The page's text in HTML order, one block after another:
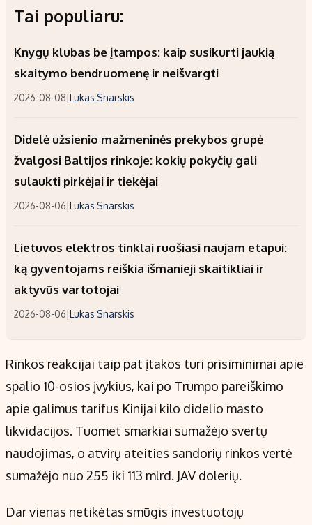
Tai populiaru:
Knygų klubas be įtampos: kaip susikurti jaukią
skaitymo bendruomenę ir neišvargti
2026-08-08|Lukas Snarskis
Didelė užsienio mažmeninės prekybos grupė
žvalgosi Baltijos rinkoje: kokių pokyčių gali
sulaukti pirkėjai ir tiekėjai
2026-08-06|Lukas Snarskis
Lietuvos elektros tinklai ruošiasi naujam etapui:
ką gyventojams reiškia išmanieji skaitikliai ir
aktyvūs vartotojai
2026-08-06|Lukas Snarskis
Rinkos reakcijai taip pat įtakos turi prisiminimai apie
spalio 10-osios įvykius, kai po Trumpo pareiškimo
apie galimus tarifus Kinijai kilo didelio masto
likvidacijos. Tuomet smarkiai sumažėjo svertų
naudojimas, o atvirų ateities sandorių rinkos vertė
sumažėjo nuo 255 iki 113 mlrd. JAV dolerių.
Dar vienas netikėtas smūgis investuotojų